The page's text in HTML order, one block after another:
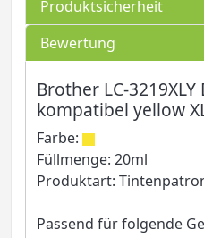
Produktsicherheit
Bewertung
Brother LC-
kompatibel yellow
Farbe:
Füllmenge: 20ml
Produktart:
Passend für folgende